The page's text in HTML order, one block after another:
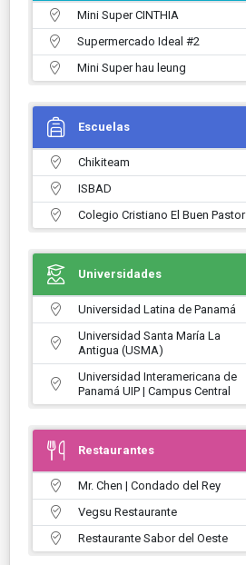
Mini Super CINTHIA
Supermercado Ideal #2
Mini Super hau leung
Escuelas
Chikiteam
ISBAD
Colegio Cristiano El Buen Pastor
Universidades
Universidad Latina de Panamá
Universidad Santa María La
Antigua (USMA)
Universidad Interamericana de
Panamá UIP | Campus Central
Restaurantes
Mr. Chen | Condado del Rey
Vegsu Restaurante
Restaurante Sabor del Oeste